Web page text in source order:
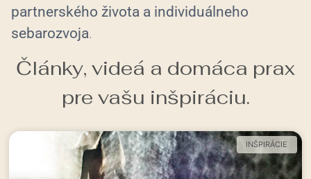
partnerského života a individuálneho
sebarozvoja.
Články, videá a domáca prax
pre vašu inšpiráciu.
INŠPIRÁCIE